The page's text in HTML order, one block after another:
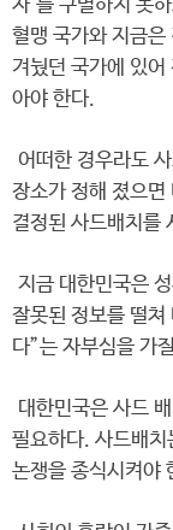
자’를 구별하지 못
혈맹 국가와 지금은
겨눴던 국가에 있어
아야 한다.
어떠한 경우라도
장소가 정해 졌으면
결정된 사드배치를
지금 대한민국은
잘못된 정보를 떨쳐
다”는 자부심을 가
대한민국은 사드
필요하다. 사드배치
논쟁을 종식시켜야